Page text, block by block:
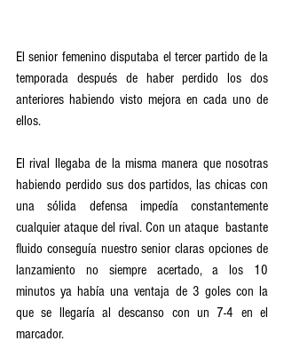
El senior femenino disputaba el tercer partido de la
temporada después de haber perdido los dos
anteriores habiendo visto mejora en cada uno de
ellos.
El rival llegaba de la misma manera que nosotras
habiendo perdido sus dos partidos, las chicas con
una sólida defensa impedía constantemente
cualquier ataque del rival. Con un ataque  bastante
fluido conseguía nuestro senior claras opciones de
lanzamiento no siempre acertado, a los 10
minutos ya había una ventaja de 3 goles con la
que se llegaría al descanso con un 7-4 en el
marcador.